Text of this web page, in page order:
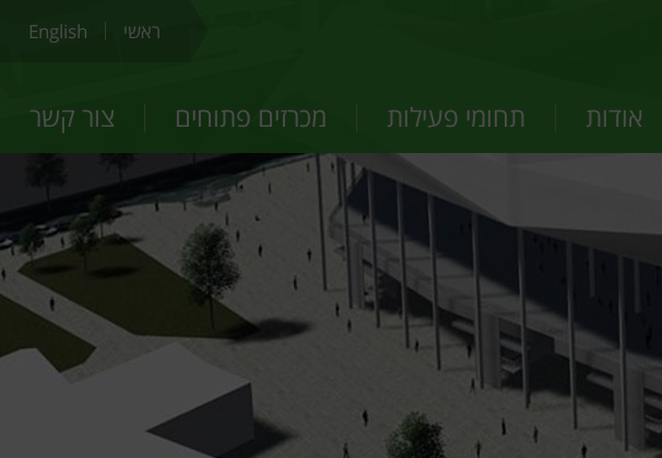
ראשי English
אודות תחומי פעילות מכרזים פתוחים צור קשר